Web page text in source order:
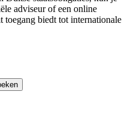
adviseur of een online
toegang biedt tot internationale